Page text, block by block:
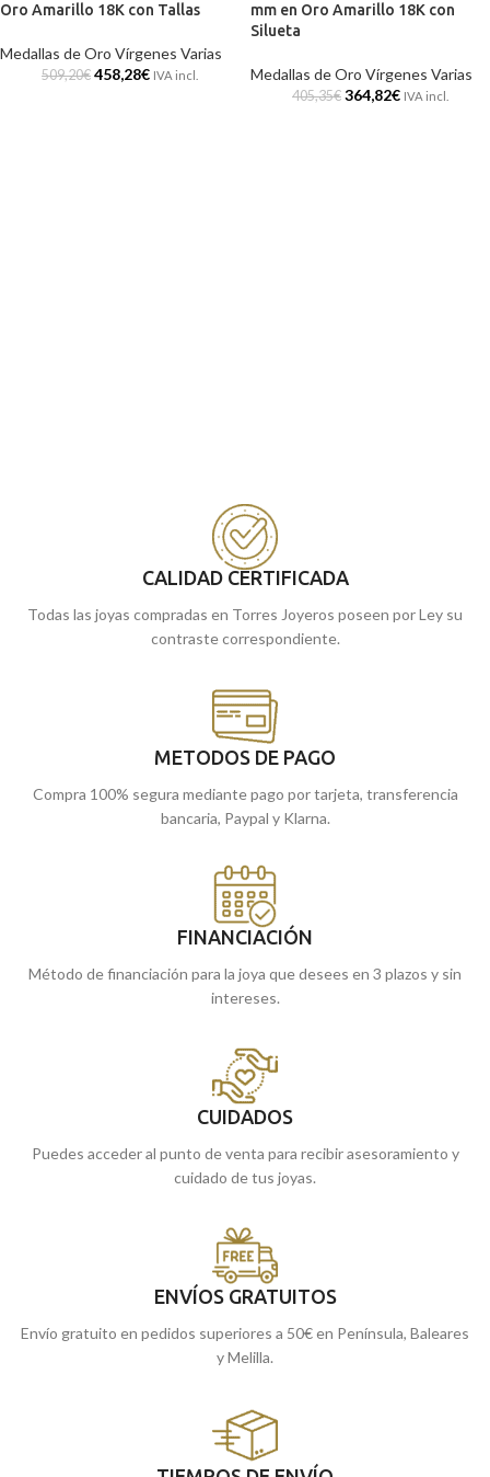
Oro Amarillo 18K con Tallas
Medallas de Oro Vírgenes Varias
509,20€ 458,28€ IVA incl.
mm en Oro Amarillo 18K con
Silueta
Medallas de Oro Vírgenes Varias
405,35€ 364,82€ IVA incl.
CALIDAD CERTIFICADA
Todas las joyas compradas en Torres Joyeros poseen por Ley su
contraste correspondiente.
METODOS DE PAGO
Compra 100% segura mediante pago por tarjeta, transferencia
bancaria, Paypal y Klarna.
FINANCIACIÓN
Método de financiación para la joya que desees en 3 plazos y sin
intereses.
CUIDADOS
Puedes acceder al punto de venta para recibir asesoramiento y
cuidado de tus joyas.
ENVÍOS GRATUITOS
Envío gratuito en pedidos superiores a 50€ en Península, Baleares
y Melilla.